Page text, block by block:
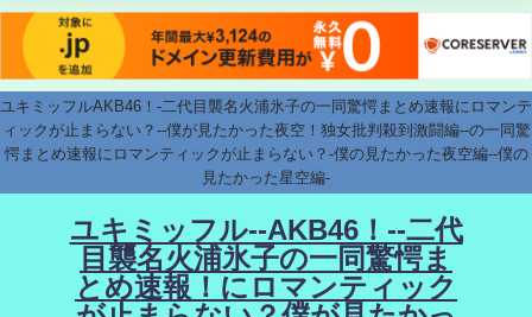
ユキミッフルAKB46！-二代目襲名火浦氷子の一同驚愕まとめ速報にロマンテ
ィックが止まらない？--僕が見たかった夜空！独女批判殺到激闘編--の一同驚
愕まとめ速報にロマンティックが止まらない？-僕の見たかった夜空編--僕の
見たかった星空編-
ユキミッフル--AKB46！--二代
目襲名火浦氷子の一同驚愕ま
とめ速報！にロマンティック